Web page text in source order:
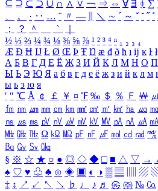
⊆ ⊇ ⊂ ⊃ ∪ ∩ ∧ ∨ ￢ ⇒ ⇔ ∀ ∃ ∮ ∑
、
。 · ‥ … ¨ 〃 ― ＼ ∼ ´ ～ ˇ ˘ ˝ ˚
；
？ ＾ ｀
½ ⅓ ⅔ ¼ ¾ ⅛ ⅜ ⅝ ⅞ ¹ ² ³ ⁴ ⁿ ₁ ₂ ₃ ₄
Æ Ð Ħ Ĳ Ł Ø Œ Þ Ŧ Ŋ æ đ ð ħ ı ĳ ĸ ŀ ł
А Б В Г Д Е Ё Ж З И Й К Л М Н О П
Ы Ь Э Ю Я а б в г д е ё ж з и й к л м
ы ь э ю я
′ ″ ℃ Å ￠ ￡ ￥ ¤ ℉ ‰ ＄ ％ Ｆ ￦
㎙ ㎚ ㎛ ㎜ ㎝ ㎞ ㎟ ㎠ ㎡ ㎢ ㏊ ㎍ ㎎
㎱ ㎲ ㎳ ㎴ ㎵ ㎶ ㎷ ㎸ ㎹ ㎀ ㎁ ㎂ ㎃
㎒ ㎓ ㎔ Ω ㏀ ㏁ ㎊ ㎋ ㎌ ㏖ ㏅ ㎭ ㎮
㏃ ㏉ ㏜ ㏆
§ ※ ☆ ★ ○ ● ◎ ◇ ◆ □ ■ △ ▽ →
♠ ♡ ♥ ♧ ♣ ⊙ ◈ ▣ ◐ ◑ ▒ ▤ ▨
‡ ↕ ↗ ↙ ↖ ↘ ♭ ♩ ♪ ♬ ㉿ ㈜ № ㏇